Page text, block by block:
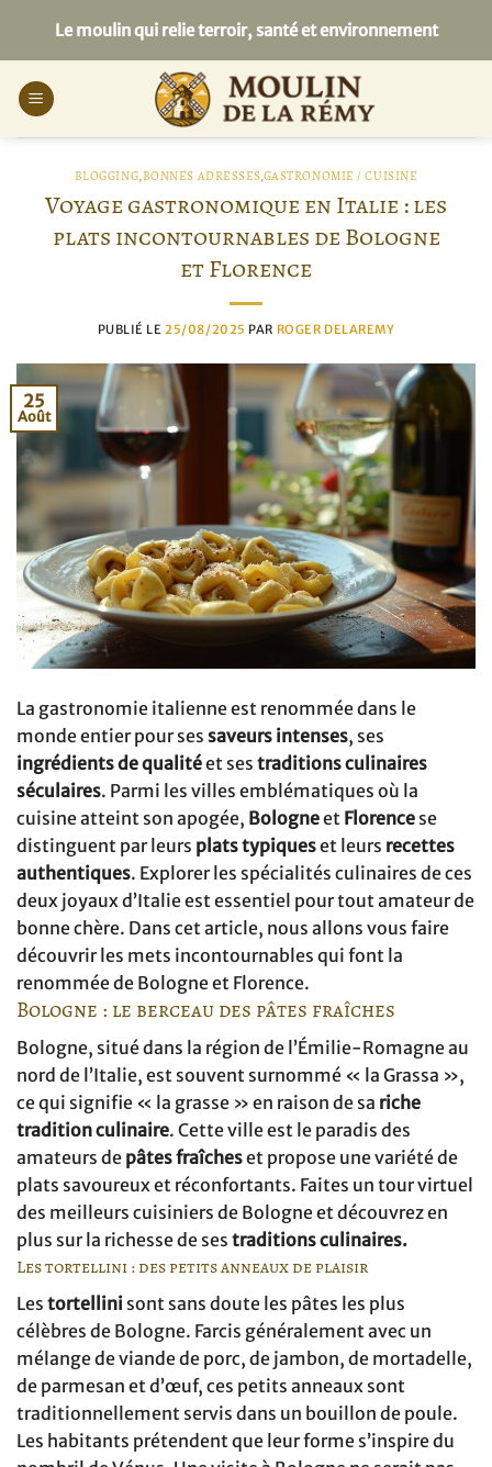
contenu
Le moulin qui relie terroir, santé et environnement
BLOGGING,BONNES ADRESSES,GASTRONOMIE / CUISINE
Voyage gastronomique en Italie : les
plats incontournables de Bologne
et Florence
PUBLIÉ LE 25/08/2025 PAR ROGER DELAREMY
25
Août
La gastronomie italienne est renommée dans le
monde entier pour ses saveurs intenses, ses
ingrédients de qualitéet ses traditions culinaires
séculaires. Parmi les villes emblématiques où la
cuisine atteint son apogée, Bologneet Florence se
distinguent par leurs plats typiqueset leurs recettes
authentiques. Explorer les spécialités culinaires de ces
deux joyaux d’Italie est essentiel pour tout amateur de
bonne chère. Dans cet article, nous allons vous faire
découvrir les mets incontournables qui font la
renommée de Bologne et Florence.
Bologne : le berceau des pâtes fraîches
Bologne, situé dans la région de l’Émilie-Romagne au
nord de l’Italie, est souvent surnommé « la Grassa »,
ce qui signifie « la grasse » en raison de sa riche
tradition culinaire. Cette ville est le paradis des
amateurs de pâtes fraîcheset propose une variété de
plats savoureux et réconfortants. Faites un tour virtuel
des meilleurs cuisiniers de Bologne et découvrez en
plus sur la richesse de ses traditions culinaires.
Les tortellini : des petits anneaux de plaisir
Les tortellini sont sans doute les pâtes les plus
célèbres de Bologne. Farcis généralement avec un
mélange de viande de porc, de jambon, de mortadelle,
de parmesan et d’œuf, ces petits anneaux sont
traditionnellement servis dans un bouillon de poule.
Les habitants prétendent que leur forme s’inspire du